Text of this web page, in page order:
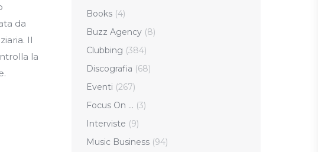
da
Il
la
Books (4)
Buzz Agency (8)
Clubbing (384)
Discografia (68)
Eventi (267)
Focus On … (3)
Interviste (9)
Music Business (94)